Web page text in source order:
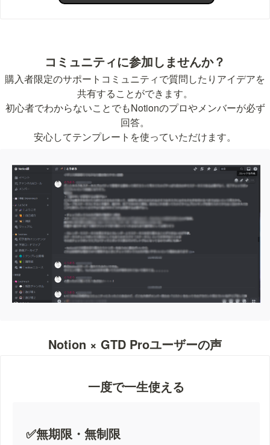
コミュニティに参加しませんか？
購入者限定のサポートコミュニティで質問したりアイデアを
共有することができます。
初心者でわからないことでもNotionのプロやメンバーが必ず
回答。
安心してテンプレートを使っていただけます。
Notion × GTD Proユーザーの声
一度で一生使える
✅無期限・無制限